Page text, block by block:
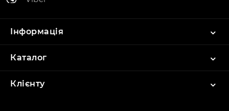
Інформація
Каталог
Клієнту